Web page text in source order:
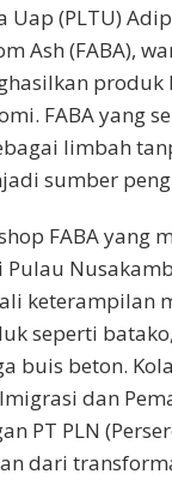
Uap (PLTU)
Ash (FABA),
produk
FABA yang
limbah
sumber
FABA yang
keterampilan
seperti
buis beton.
dan
PT PLN
dari